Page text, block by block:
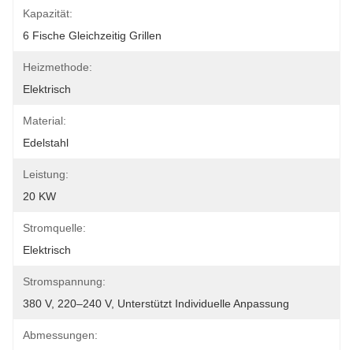
Kapazität:
6 Fische Gleichzeitig Grillen
Heizmethode:
Elektrisch
Material:
Edelstahl
Leistung:
20 KW
Stromquelle:
Elektrisch
Stromspannung:
380 V, 220–240 V, Unterstützt Individuelle Anpassung
Abmessungen: